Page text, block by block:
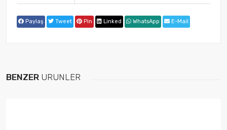
Paylaş Tweet Pin Linked WhatsApp E-Mail
BENZER ÜRÜNLER